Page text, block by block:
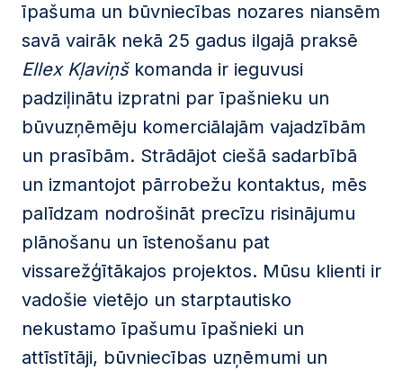
īpašuma un būvniecības nozares niansēm
savā vairāk nekā 25 gadus ilgajā praksē
Ellex Kļaviņškomanda ir ieguvusi
padziļinātu izpratni par īpašnieku un
būvuzņēmēju komerciālajām vajadzībām
un prasībām. Strādājot ciešā sadarbībā
un izmantojot pārrobežu kontaktus, mēs
palīdzam nodrošināt precīzu risinājumu
plānošanu un īstenošanu pat
vissarežģītākajos projektos. Mūsu klienti ir
vadošie vietējo un starptautisko
nekustamo īpašumu īpašnieki un
attīstītāji, būvniecības uzņēmumi un